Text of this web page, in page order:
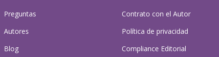
Preguntas
Autores
Blog
Contrato con el Autor
Política de privacidad
Compliance Editorial